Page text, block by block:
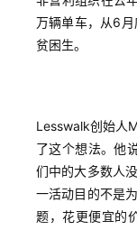
万辆单车，从6
贫困生。
Lesswalk创始人
了这个想法。他
们中的大多数人
一活动目的不是
题，花更便宜的